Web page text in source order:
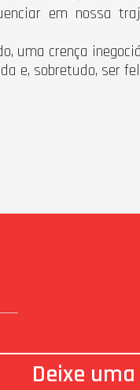
em nossa
uma crença
e, sobretudo, ser
Deixe